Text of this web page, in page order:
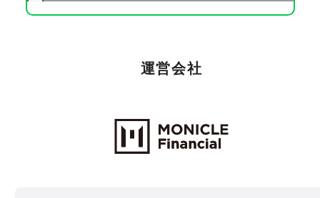
運営会社
Monicle Financial Inc.